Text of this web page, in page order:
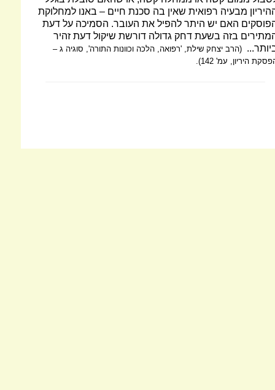
מבעיה רפואית שאין בה סכנת חיים – באנו למחלוקת
האם יש היתר להפיל את העובר. הסמיכה על דעת
בזה בשעת דחק גדולה דורשת שיקול דעת זהיר
(הרב יצחק שילת, 'רפואה, הלכה וכוונות התורה', סוגיה ג –
היריון, עמ' 142).